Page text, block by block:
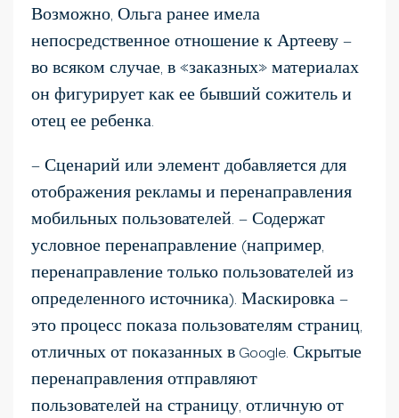
Возможно, Ольга ранее имела
непосредственное отношение к Артееву —
во всяком случае, в «заказных» материалах
он фигурирует как ее бывший сожитель и
отец ее ребенка.
— Сценарий или элемент добавляется для
отображения рекламы и перенаправления
мобильных пользователей. — Содержат
условное перенаправление (например,
перенаправление только пользователей из
определенного источника). Маскировка —
это процесс показа пользователям страниц,
отличных от показанных в Google. Скрытые
перенаправления отправляют
пользователей на страницу, отличную от